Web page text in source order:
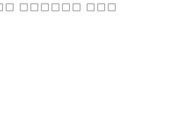
□□□□□□ □□□